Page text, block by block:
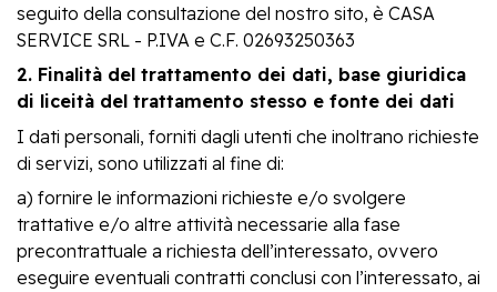
seguito della consultazione del nostro sito, è CASA
SERVICE SRL - P.IVA e C.F. 02693250363
2. Finalità del trattamento dei dati, base giuridica
di liceità del trattamento stesso e fonte dei dati
I dati personali, forniti dagli utenti che inoltrano richieste
di servizi, sono utilizzati al fine di:
a) fornire le informazioni richieste e/o svolgere
trattative e/o altre attività necessarie alla fase
precontrattuale a richiesta dell’interessato, ovvero
eseguire eventuali contratti conclusi con l’interessato, ai